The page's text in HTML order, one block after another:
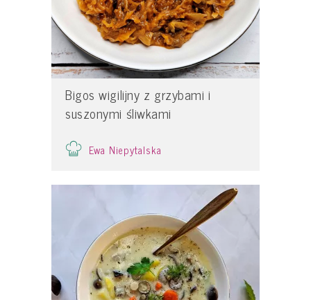
Bigos wigilijny z grzybami i
suszonymi śliwkami
Ewa Niepytalska